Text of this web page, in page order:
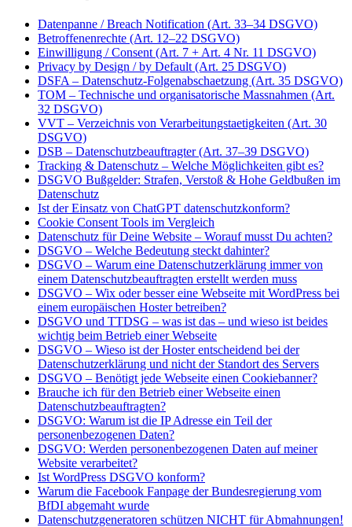
Datenpanne / Breach Notification (Art. 33–34 DSGVO)
Betroffenenrechte (Art. 12–22 DSGVO)
Einwilligung / Consent (Art. 7 + Art. 4 Nr. 11 DSGVO)
Privacy by Design / by Default (Art. 25 DSGVO)
DSFA – Datenschutz-Folgenabschaetzung (Art. 35 DSGVO)
TOM – Technische und organisatorische Massnahmen (Art.
32 DSGVO)
VVT – Verzeichnis von Verarbeitungstaetigkeiten (Art. 30
DSGVO)
DSB – Datenschutzbeauftragter (Art. 37–39 DSGVO)
Tracking & Datenschutz – Welche Möglichkeiten gibt es?
DSGVO Bußgelder: Strafen, Verstoß & Hohe Geldbußen im
Datenschutz
Ist der Einsatz von ChatGPT datenschutzkonform?
Cookie Consent Tools im Vergleich
Datenschutz für Deine Website – Worauf musst Du achten?
DSGVO – Welche Bedeutung steckt dahinter?
DSGVO – Warum eine Datenschutzerklärung immer von
einem Datenschutzbeauftragten erstellt werden muss
DSGVO – Wix oder besser eine Webseite mit WordPress bei
einem europäischen Hoster betreiben?
DSGVO und TTDSG – was ist das – und wieso ist beides
wichtig beim Betrieb einer Webseite
DSGVO – Wieso ist der Hoster entscheidend bei der
Datenschutzerklärung und nicht der Standort des Servers
DSGVO – Benötigt jede Webseite einen Cookiebanner?
Brauche ich für den Betrieb einer Webseite einen
Datenschutzbeauftragten?
DSGVO: Warum ist die IP Adresse ein Teil der
personenbezogenen Daten?
DSGVO: Werden personenbezogenen Daten auf meiner
Website verarbeitet?
Ist WordPress DSGVO konform?
Warum die Facebook Fanpage der Bundesregierung vom
BfDI abgemaht wurde
Datenschutzgeneratoren schützen NICHT für Abmahnungen!